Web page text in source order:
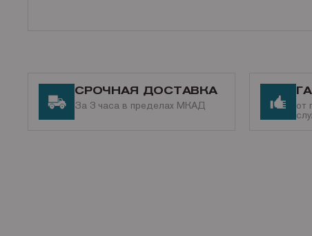
СРОЧНАЯ ДОСТАВКА
За 3 часа в пределах МКАД от